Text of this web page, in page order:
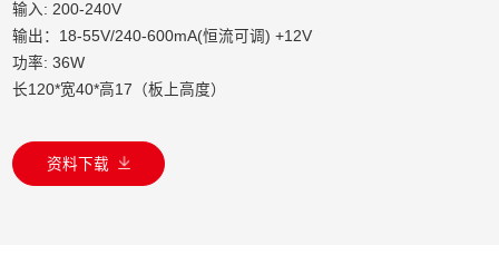
输入: 200-240V
输出：18-55V/240-600mA(恒流可调) +12V
功率: 36W
长120*宽40*高17（板上高度）
资料下载